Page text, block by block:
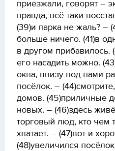
приезжали, говорят –
правда, всё-таки
(39)и парка не жаль? –
больше ничего. (41)в
в другом
его насадить можно.
окна, внизу под нами
посёлок. –
домов. (45)приличные
новых. – (46)здесь
торговый люд, кто чем
хватает. – (47)вот и
(48)увеличился